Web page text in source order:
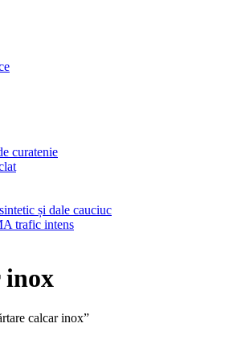
curatenie
și dale cauciuc
trafic intens
inox
calcar inox”